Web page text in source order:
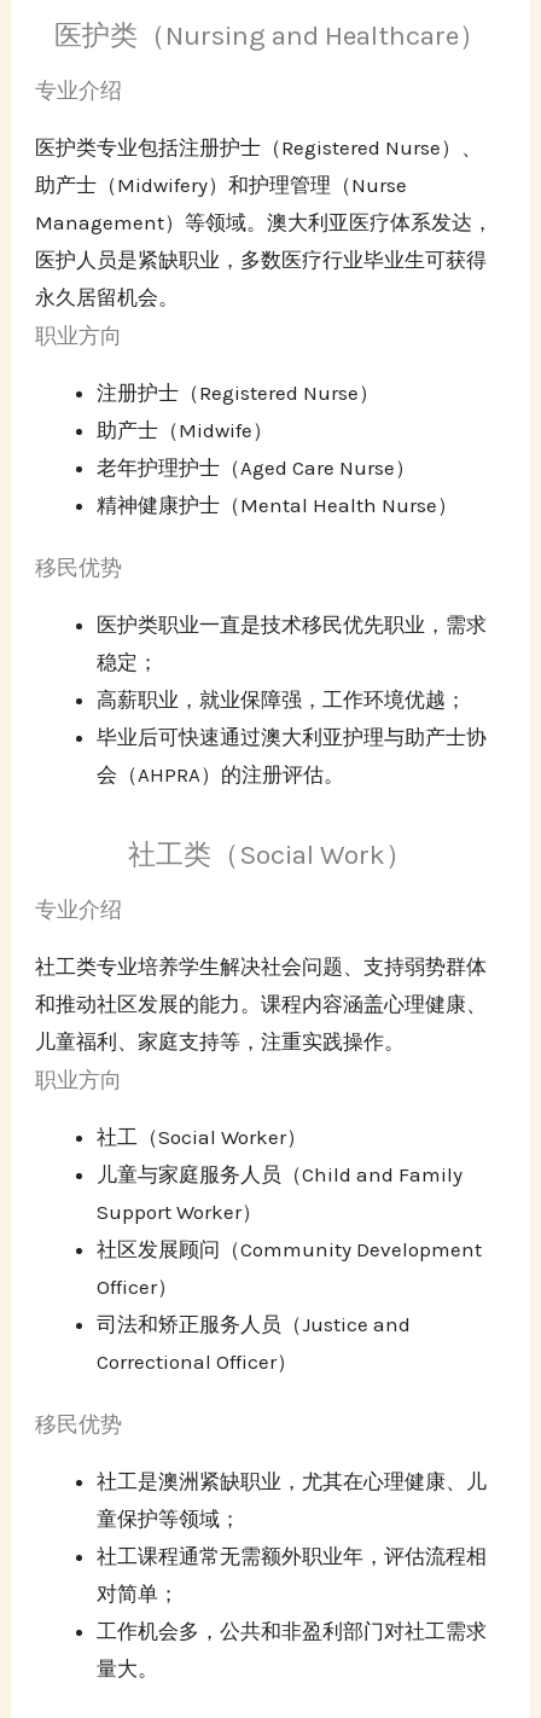
医护类（Nursing and Healthcare）
专业介绍
医护类专业包括注册护士（Registered Nurse）、
助产士（Midwifery）和护理管理（Nurse
Management）等领域。澳大利亚医疗体系发达，
医护人员是紧缺职业，多数医疗行业毕业生可获得
永久居留机会。
职业方向
注册护士（Registered Nurse）
助产士（Midwife）
老年护理护士（Aged Care Nurse）
精神健康护士（Mental Health Nurse）
移民优势
医护类职业一直是技术移民优先职业，需求
稳定；
高薪职业，就业保障强，工作环境优越；
毕业后可快速通过澳大利亚护理与助产士协
会（AHPRA）的注册评估。
社工类（Social Work）
专业介绍
社工类专业培养学生解决社会问题、支持弱势群体
和推动社区发展的能力。课程内容涵盖心理健康、
儿童福利、家庭支持等，注重实践操作。
职业方向
社工（Social Worker）
儿童与家庭服务人员（Child and Family
Support Worker）
社区发展顾问（Community Development
Officer）
司法和矫正服务人员（Justice and
Correctional Officer）
移民优势
社工是澳洲紧缺职业，尤其在心理健康、儿
童保护等领域；
社工课程通常无需额外职业年，评估流程相
对简单；
工作机会多，公共和非盈利部门对社工需求
量大。